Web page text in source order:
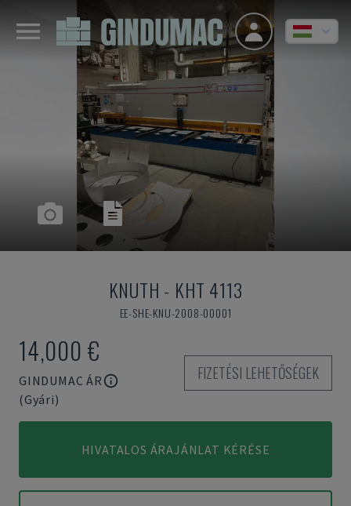
KNUTH - KHT 4113
EE-SHE-KNU-2008-00001
14,000 €
GINDUMAC ÁR
(Gyári)
FIZETÉSI LEHETŐSÉGEK
HIVATALOS ÁRAJÁNLAT KÉRÉSE